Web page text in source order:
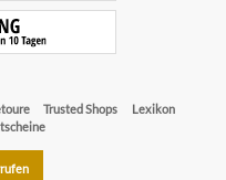
Trusted Shops
Lexikon